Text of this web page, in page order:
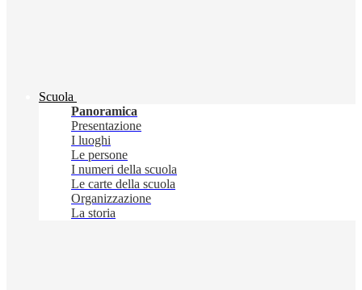
Scuola
Panoramica
Presentazione
I luoghi
Le persone
I numeri della scuola
Le carte della scuola
Organizzazione
La storia